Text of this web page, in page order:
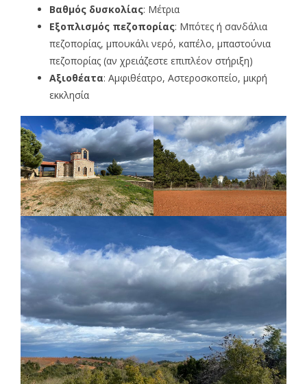
Βαθμός δυσκολίας: Μέτρια
Εξοπλισμός πεζοπορίας: Μπότες ή σανδάλια
πεζοπορίας, μπουκάλι νερό, καπέλο, μπαστούνια
πεζοπορίας (αν χρειάζεστε επιπλέον στήριξη)
Αξιοθέατα: Αμφιθέατρο, Αστεροσκοπείο, μικρή
εκκλησία